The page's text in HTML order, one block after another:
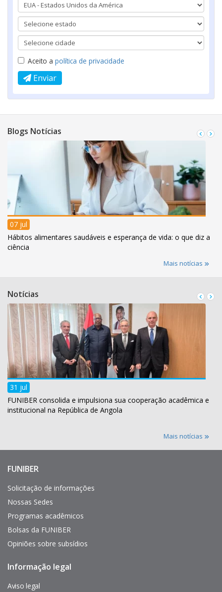
Aceito a política de privacidade
Enviar
Blogs Notícias
07 jul
Hábitos alimentares saudáveis e esperança de vida: o que diz a
ciência
Mais notícias
Notícias
31 jul
FUNIBER consolida e impulsiona sua cooperação acadêmica e
institucional na República de Angola
Mais notícias
Enlaces
interés
FUNIBER
Solicitação de informações
Nossas Sedes
Programas acadêmicos
Bolsas da FUNIBER
Opiniões sobre subsídios
Pie
página
Informação legal
Aviso legal